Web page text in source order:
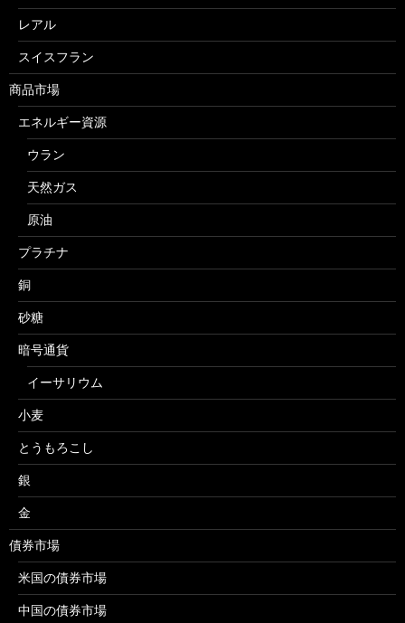
レアル
スイスフラン
商品市場
エネルギー資源
ウラン
天然ガス
原油
プラチナ
銅
砂糖
暗号通貨
イーサリウム
小麦
とうもろこし
銀
金
債券市場
米国の債券市場
中国の債券市場